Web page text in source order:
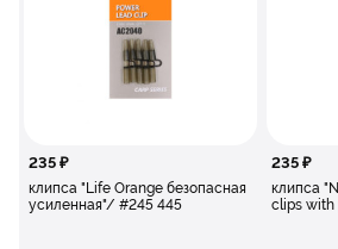
клипса "Life Orange
235 ₽
клипса "Life Orange безопасная
усиленная"/ #245 445
235 ₽
клипса
clips with